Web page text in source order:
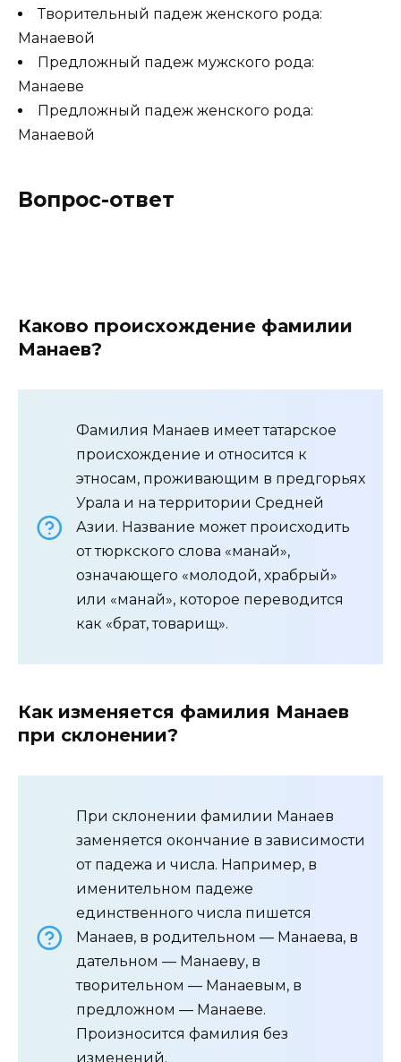
Творительный падеж женского рода:
Манаевой
Предложный падеж мужского рода:
Манаеве
Предложный падеж женского рода:
Манаевой
Вопрос-ответ
Каково происхождение фамилии
Манаев?
Фамилия Манаев имеет татарское
происхождение и относится к
этносам, проживающим в предгорьях
Урала и на территории Средней
Азии. Название может происходить
от тюркского слова «манай»,
означающего «молодой, храбрый»
или «манай», которое переводится
как «брат, товарищ».
Как изменяется фамилия Манаев
при склонении?
При склонении фамилии Манаев
заменяется окончание в зависимости
от падежа и числа. Например, в
именительном падеже
единственного числа пишется
Манаев, в родительном — Манаева, в
дательном — Манаеву, в
творительном — Манаевым, в
предложном — Манаеве.
Произносится фамилия без
изменений.